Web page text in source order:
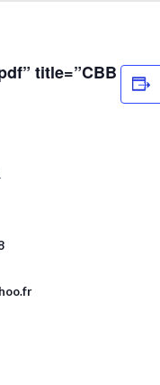
title=”CBB